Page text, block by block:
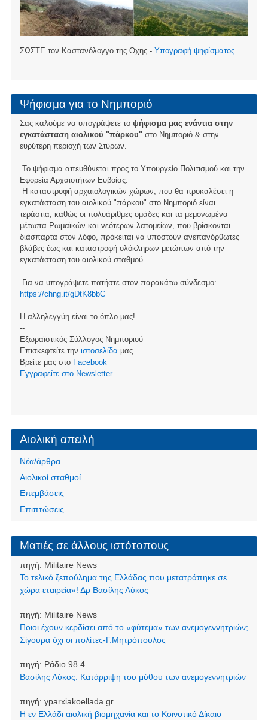
ΣΩΣΤΕ τον Καστανόλογγο της Οχης - Υπογραφή ψηφίσματος
Ψήφισμα για το Νημποριό
Σας καλούμε να υπογράψετε το ψήφισμα μας ενάντια στην
εγκατάσταση αιολικού "πάρκου"στο Νημποριό & στην
ευρύτερη περιοχή των Στύρων.
Το ψήφισμα απευθύνεται προς το Υπουργείο Πολιτισμού και την
Εφορεία Αρχαιοτήτων Ευβοίας.
Η καταστροφή αρχαιολογικών χώρων, που θα προκαλέσει η
εγκατάσταση του αιολικού "πάρκου" στο Νημποριό είναι
τεράστια, καθώς οι πολυάριθμες ομάδες και τα μεμονωμένα
μέτωπα Ρωμαϊκών και νεότερων λατομείων, που βρίσκονται
διάσπαρτα στον λόφο, πρόκειται να υποστούν ανεπανόρθωτες
βλάβες έως και καταστροφή ολόκληρων μετώπων από την
εγκατάσταση του αιολικού σταθμού.
Για να υπογράψετε πατήστε στον παρακάτω σύνδεσμο:
https://chng.it/gDtK8bbC
Η αλληλεγγύη είναι το όπλο μας!
--
Εξωραϊστικός Σύλλογος Νημποριού
Επισκεφτείτε την ιστοσελίδα μας
Βρείτε μας στο Facebook
Eγγραφείτε στο Newsletter
Αιολική απειλή
Νέα/άρθρα
Αιολικοί σταθμοί
Επεμβάσεις
Επιπτώσεις
Ματιές σε άλλους ιστότοπους
πηγή: Militaire News
Το τελικό ξεπούλημα της Ελλάδας που μετατράπηκε σε
χώρα εταιρεία»! Δρ Βασίλης Λύκος
πηγή: Militaire News
Ποιοι έχουν κερδίσει από το «φύτεμα» των ανεμογεννητριών;
Σίγουρα όχι οι πολίτες-Γ.Μητρόπουλος
πηγή: Ράδιο 98.4
Βασίλης Λύκος: Κατάρριψη του μύθου των ανεμογεννητριών
πηγή: yparxiakoellada.gr
Η εν Ελλάδι αιολική βιομηχανία και το Κοινοτικό Δίκαιο